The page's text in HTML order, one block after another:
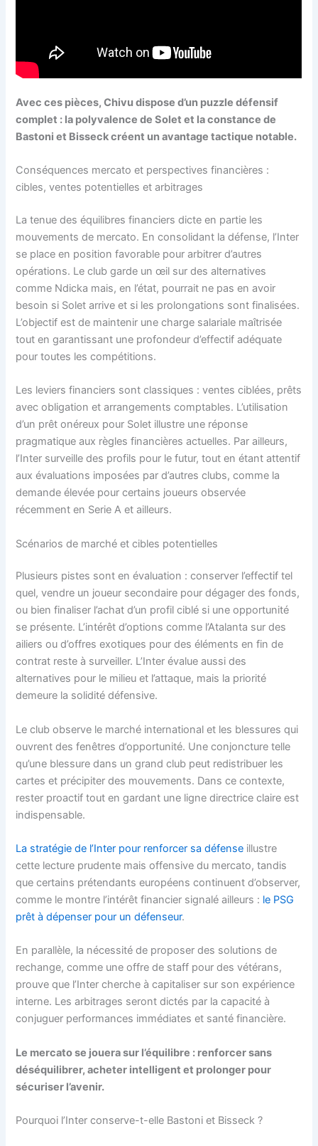
Avec ces pièces, Chivu dispose d’un puzzle défensif
complet : la polyvalence de Solet et la constance de
Bastoni et Bisseck créent un avantage tactique notable.
Conséquences mercato et perspectives financières :
cibles, ventes potentielles et arbitrages
La tenue des équilibres financiers dicte en partie les
mouvements de mercato. En consolidant la défense, l’Inter
se place en position favorable pour arbitrer d’autres
opérations. Le club garde un œil sur des alternatives
comme Ndicka mais, en l’état, pourrait ne pas en avoir
besoin si Solet arrive et si les prolongations sont finalisées.
L’objectif est de maintenir une charge salariale maîtrisée
tout en garantissant une profondeur d’effectif adéquate
pour toutes les compétitions.
Les leviers financiers sont classiques : ventes ciblées, prêts
avec obligation et arrangements comptables. L’utilisation
d’un prêt onéreux pour Solet illustre une réponse
pragmatique aux règles financières actuelles. Par ailleurs,
l’Inter surveille des profils pour le futur, tout en étant attentif
aux évaluations imposées par d’autres clubs, comme la
demande élevée pour certains joueurs observée
récemment en Serie A et ailleurs.
Scénarios de marché et cibles potentielles
Plusieurs pistes sont en évaluation : conserver l’effectif tel
quel, vendre un joueur secondaire pour dégager des fonds,
ou bien finaliser l’achat d’un profil ciblé si une opportunité
se présente. L’intérêt d’options comme l’Atalanta sur des
ailiers ou d’offres exotiques pour des éléments en fin de
contrat reste à surveiller. L’Inter évalue aussi des
alternatives pour le milieu et l’attaque, mais la priorité
demeure la solidité défensive.
Le club observe le marché international et les blessures qui
ouvrent des fenêtres d’opportunité. Une conjoncture telle
qu’une blessure dans un grand club peut redistribuer les
cartes et précipiter des mouvements. Dans ce contexte,
rester proactif tout en gardant une ligne directrice claire est
indispensable.
La stratégie de l’Inter pour renforcer sa défense illustre
cette lecture prudente mais offensive du mercato, tandis
que certains prétendants européens continuent d’observer,
comme le montre l’intérêt financier signalé ailleurs : le PSG
prêt à dépenser pour un défenseur.
En parallèle, la nécessité de proposer des solutions de
rechange, comme une offre de staff pour des vétérans,
prouve que l’Inter cherche à capitaliser sur son expérience
interne. Les arbitrages seront dictés par la capacité à
conjuguer performances immédiates et santé financière.
Le mercato se jouera sur l’équilibre : renforcer sans
déséquilibrer, acheter intelligent et prolonger pour
sécuriser l’avenir.
Pourquoi l’Inter conserve-t-elle Bastoni et Bisseck ?